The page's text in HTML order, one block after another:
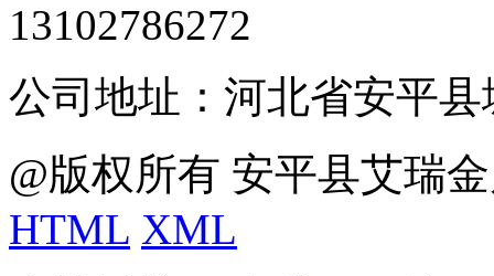
13102786272
公司地址：河北省安平
@版权所有 安平县艾瑞
HTML XML